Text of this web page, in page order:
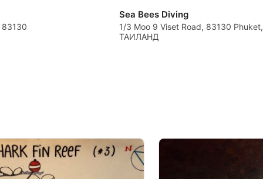
83130
Sea Bees Diving
1/3 Moo 9 Viset Road, 83130 Phuket,
ТАИЛАНД